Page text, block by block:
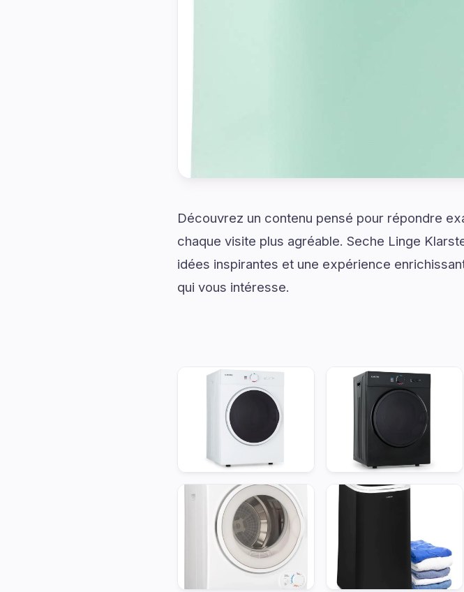
Découvrez un contenu pensé pour répondre
chaque visite plus agréable. Seche Linge
idées inspirantes et une expérience
qui vous intéresse.